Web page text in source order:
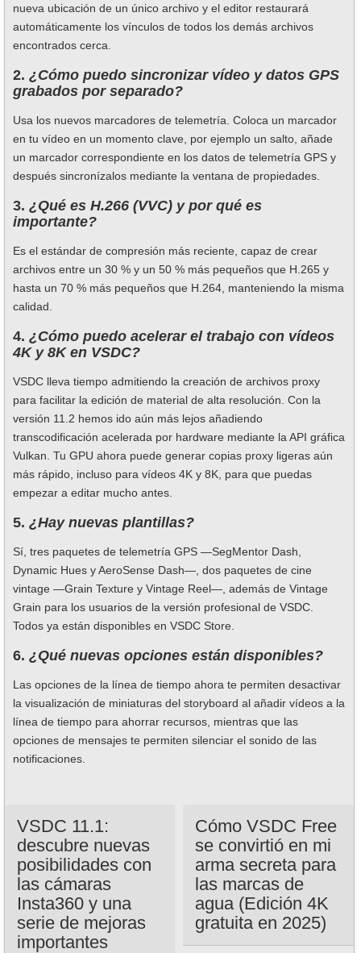
nueva ubicación de un único archivo y el editor restaurará
automáticamente los vínculos de todos los demás archivos
encontrados cerca.
2. ¿Cómo puedo sincronizar vídeo y datos GPS
grabados por separado?
Usa los nuevos marcadores de telemetría. Coloca un marcador
en tu vídeo en un momento clave, por ejemplo un salto, añade
un marcador correspondiente en los datos de telemetría GPS y
después sincronízalos mediante la ventana de propiedades.
3. ¿Qué es H.266 (VVC) y por qué es
importante?
Es el estándar de compresión más reciente, capaz de crear
archivos entre un 30 % y un 50 % más pequeños que H.265 y
hasta un 70 % más pequeños que H.264, manteniendo la misma
calidad.
4. ¿Cómo puedo acelerar el trabajo con vídeos
4K y 8K en VSDC?
VSDC lleva tiempo admitiendo la creación de archivos proxy
para facilitar la edición de material de alta resolución. Con la
versión 11.2 hemos ido aún más lejos añadiendo
transcodificación acelerada por hardware mediante la API gráfica
Vulkan. Tu GPU ahora puede generar copias proxy ligeras aún
más rápido, incluso para vídeos 4K y 8K, para que puedas
empezar a editar mucho antes.
5. ¿Hay nuevas plantillas?
Sí, tres paquetes de telemetría GPS —SegMentor Dash,
Dynamic Hues y AeroSense Dash—, dos paquetes de cine
vintage —Grain Texture y Vintage Reel—, además de Vintage
Grain para los usuarios de la versión profesional de VSDC.
Todos ya están disponibles en VSDC Store.
6. ¿Qué nuevas opciones están disponibles?
Las opciones de la línea de tiempo ahora te permiten desactivar
la visualización de miniaturas del storyboard al añadir vídeos a la
línea de tiempo para ahorrar recursos, mientras que las
opciones de mensajes te permiten silenciar el sonido de las
notificaciones.
VSDC 11.1:
descubre nuevas
posibilidades con
las cámaras
Insta360 y una
serie de mejoras
importantes
Cómo VSDC Free
se convirtió en mi
arma secreta para
las marcas de
agua (Edición 4K
gratuita en 2025)